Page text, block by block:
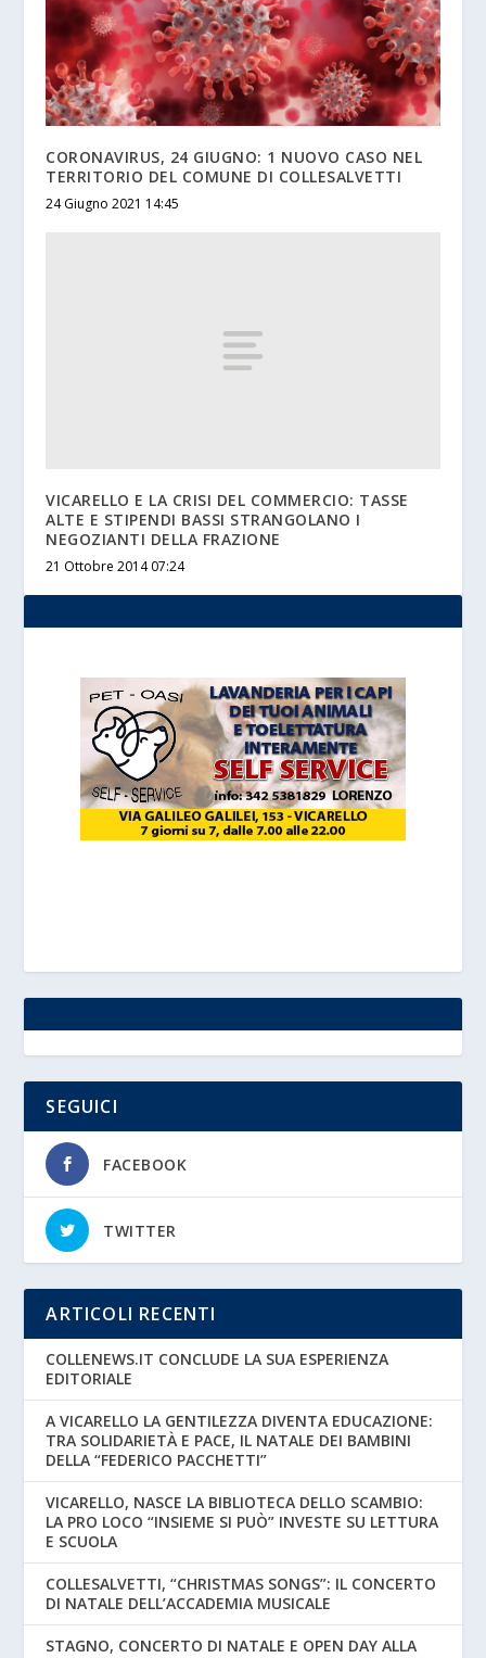
CORONAVIRUS, 24 GIUGNO: 1 NUOVO CASO NEL
TERRITORIO DEL COMUNE DI COLLESALVETTI
24 Giugno 2021 14:45
VICARELLO E LA CRISI DEL COMMERCIO: TASSE
ALTE E STIPENDI BASSI STRANGOLANO I
NEGOZIANTI DELLA FRAZIONE
21 Ottobre 2014 07:24
SEGUICI
FACEBOOK
TWITTER
ARTICOLI RECENTI
COLLENEWS.IT CONCLUDE LA SUA ESPERIENZA
EDITORIALE
A VICARELLO LA GENTILEZZA DIVENTA EDUCAZIONE:
TRA SOLIDARIETÀ E PACE, IL NATALE DEI BAMBINI
DELLA “FEDERICO PACCHETTI”
VICARELLO, NASCE LA BIBLIOTECA DELLO SCAMBIO:
LA PRO LOCO “INSIEME SI PUÒ” INVESTE SU LETTURA
E SCUOLA
COLLESALVETTI, “CHRISTMAS SONGS”: IL CONCERTO
DI NATALE DELL’ACCADEMIA MUSICALE
STAGNO, CONCERTO DI NATALE E OPEN DAY ALLA